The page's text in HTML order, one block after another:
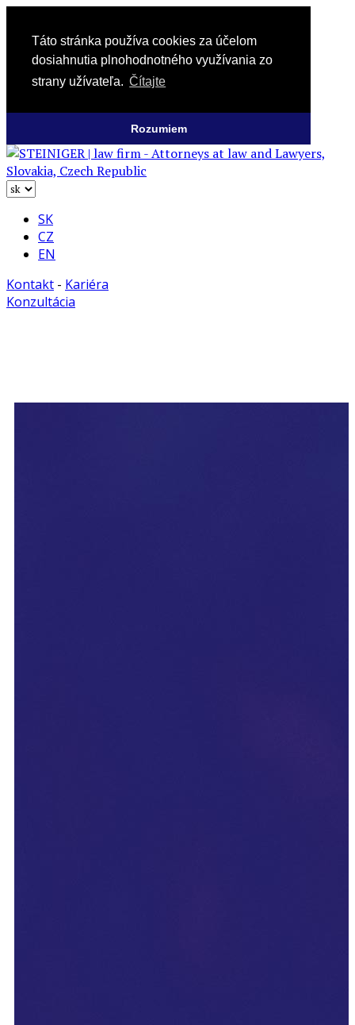
Táto stránka používa cookies za účelom
dosiahnutia plnohodnotného využívania zo
strany užívateľa. Čítajte
Rozumiem
SK
CZ
EN
Kontakt - Kariéra
Konzultácia